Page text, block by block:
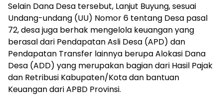
Selain Dana Desa tersebut, Lanjut Buyung, sesuai
Undang-undang (UU) Nomor 6 tentang Desa pasal
72, desa juga berhak mengelola keuangan yang
berasal dari Pendapatan Asli Desa (APD) dan
Pendapatan Transfer lainnya berupa Alokasi Dana
Desa (ADD) yang merupakan bagian dari Hasil Pajak
dan Retribusi Kabupaten/Kota dan bantuan
Keuangan dari APBD Provinsi.